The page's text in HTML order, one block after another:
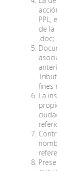
PPL,
de la
.doc;
fines
La